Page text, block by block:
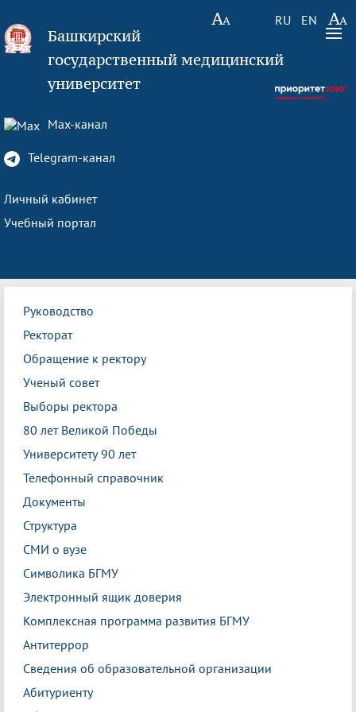
RU EN
Башкирский
государственный медицинский
университет
Max-канал
Telegram-канал
Личный кабинет
Учебный портал
Руководство
Ректорат
Обращение к ректору
Ученый совет
Выборы ректора
80 лет Великой Победы
Университету 90 лет
Телефонный справочник
Документы
Структура
СМИ о вузе
Символика БГМУ
Электронный ящик доверия
Комплексная программа развития БГМУ
Антитеррор
Сведения об образовательной организации
Абитуриенту